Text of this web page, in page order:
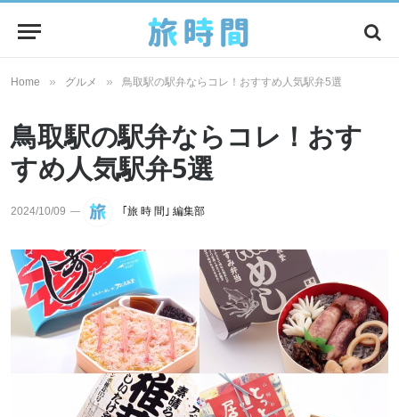
Home » グルメ » 鳥取駅の駅弁ならコレ！おすすめ人気駅弁5選
鳥取駅の駅弁ならコレ！おす
すめ人気駅弁5選
2024/10/09 ｢旅 時 間｣ 編集部